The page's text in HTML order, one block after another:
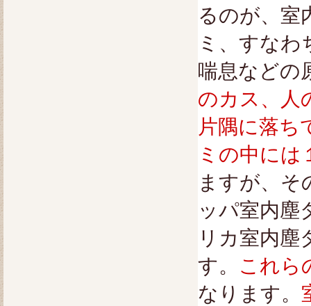
るのが、室
ミ、すなわ
喘息などの
のカス、人
片隅に落ち
ミの中には
ますが、そ
ッパ室内塵
リカ室内塵
す。 これら
なります。